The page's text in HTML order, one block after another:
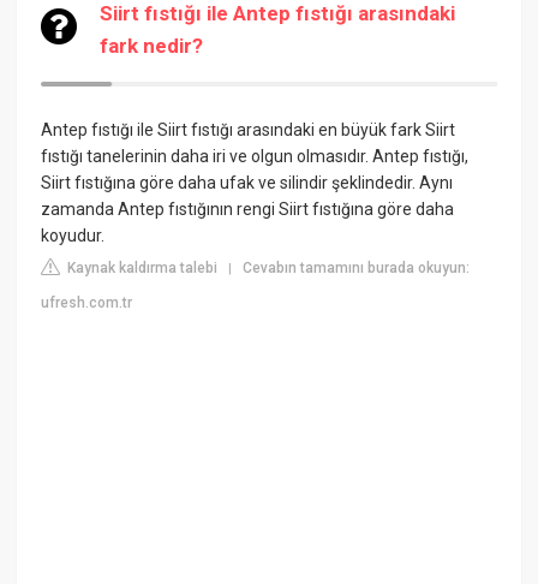
Siirt fıstığı ile Antep fıstığı arasındaki
fark nedir?
Antep fıstığı ile Siirt fıstığı arasındaki en büyük fark Siirt
fıstığı tanelerinin daha iri ve olgun olmasıdır. Antep fıstığı,
Siirt fıstığına göre daha ufak ve silindir şeklindedir. Aynı
zamanda Antep fıstığının rengi Siirt fıstığına göre daha
koyudur.
Kaynak kaldırma talebi |Cevabın tamamını burada okuyun:
ufresh.com.tr